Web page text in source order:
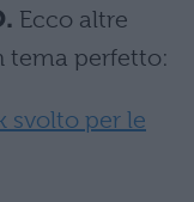
Ecco altre
tema perfetto:
svolto per le